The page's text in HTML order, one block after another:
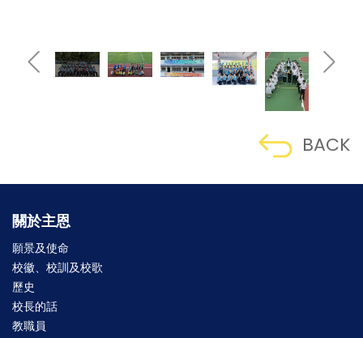
BACK
關於主恩
願景及使命
校徽、校訓及校歌
歷史
校長的話
教職員